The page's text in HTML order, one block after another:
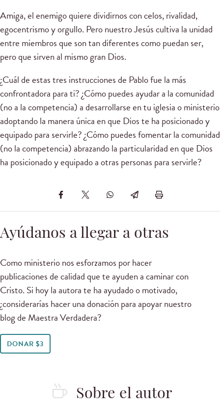
Amiga, el enemigo quiere dividirnos con celos, rivalidad,
egocentrismo y orgullo. Pero nuestro Jesús cultiva la unidad
entre miembros que son tan diferentes como puedan ser,
pero que sirven al mismo gran Dios.
¿Cuál de estas tres instrucciones de Pablo fue la más
confrontadora para ti? ¿Cómo puedes ayudar a la comunidad
(no a la competencia) a desarrollarse en tu iglesia o ministerio
adoptando la manera única en que Dios te ha posicionado y
equipado para servirle? ¿Cómo puedes fomentar la comunidad
(no la competencia) abrazando la particularidad en que Dios
ha posicionado y equipado a otras personas para servirle?
Ayúdanos a llegar a otras
Como ministerio nos esforzamos por hacer
publicaciones de calidad que te ayuden a caminar con
Cristo. Si hoy la autora te ha ayudado o motivado,
¿considerarías hacer una donación para apoyar nuestro
blog de Maestra Verdadera?
DONAR $3
Sobre el autor